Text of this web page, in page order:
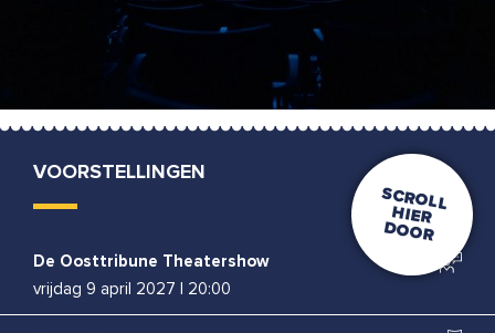
VOORSTELLINGEN
De Oosttribune Theatershow
vrijdag 9 april 2027
20:00